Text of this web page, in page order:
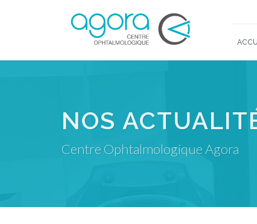
NOS
Centre Ophtalmologique Agora